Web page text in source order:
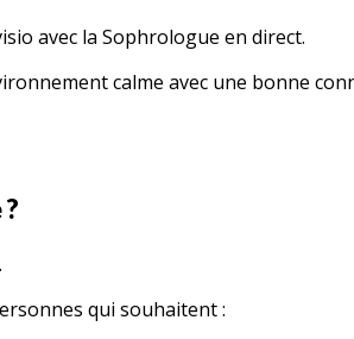
avec la Sophrologue en direct.
calme avec une bonne
qui souhaitent :